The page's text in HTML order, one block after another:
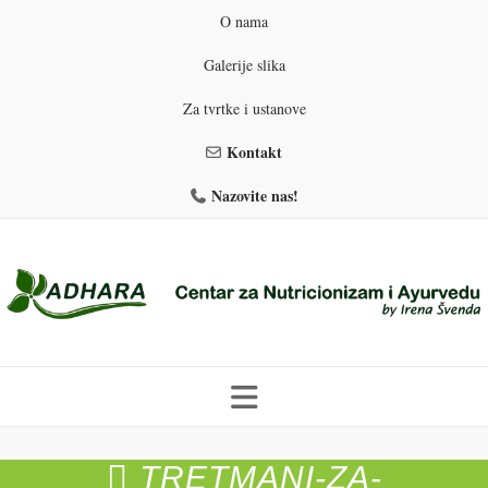
O nama
Galerije slika
Za tvrtke i ustanove
Kontakt
Nazovite nas!
to
PROGRAMI PREHRANE PRIRODNO MRŠAVLJENJE
TRETMANI-ZA-